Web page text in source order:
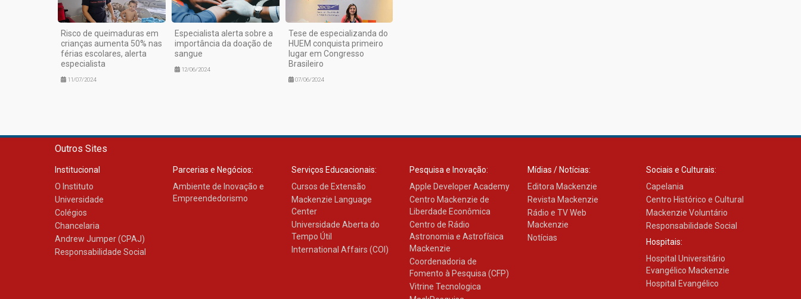
Risco de queimaduras em
crianças aumenta 50% nas
férias escolares, alerta
especialista
11/07/2024
Especialista alerta sobre a
importância da doação de
sangue
12/06/2024
Tese de especializanda do
HUEM conquista primeiro
lugar em Congresso
Brasileiro
07/06/2024
Outros Sites
Institucional
O Instituto
Universidade
Colégios
Chancelaria
Andrew Jumper (CPAJ)
Responsabilidade Social
Parcerias e Negócios:
Ambiente de Inovação e
Empreendedorismo
Serviços Educacionais:
Cursos de Extensão
Mackenzie Language
Center
Universidade Aberta do
Tempo Útil
International Affairs (COI)
Pesquisa e Inovação:
Apple Developer Academy
Centro Mackenzie de
Liberdade Econômica
Centro de Rádio
Astronomia e Astrofísica
Mackenzie
Coordenadoria de
Fomento à Pesquisa (CFP)
Vitrine Tecnologica
Mídias / Notícias:
Editora Mackenzie
Revista Mackenzie
Rádio e TV Web
Mackenzie
Notícias
Sociais e Culturais:
Capelania
Centro Histórico e Cultural
Mackenzie Voluntário
Responsabilidade Social
Hospitais:
Hospital Universitário
Evangélico Mackenzie
Hospital Evangélico